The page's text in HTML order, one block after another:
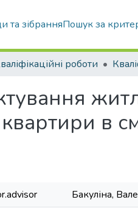
та зібранняПошук за
роботи
в
Бакуліна,